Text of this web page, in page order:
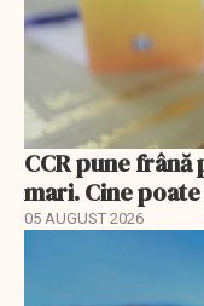
CCR pune
mari. Cine
05 AUGUST 2026